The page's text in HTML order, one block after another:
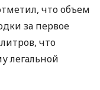
что объем
за первое
что
легальной